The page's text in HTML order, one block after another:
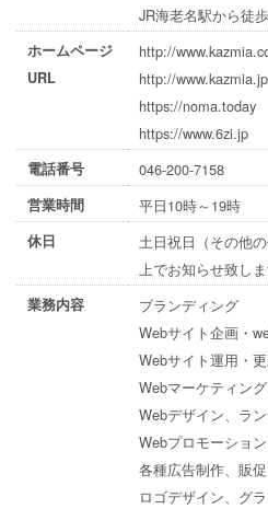
JR海老名駅から徒
ホームページ
URL
http://
http://www.kazmia.jp
https://noma.today
https://www.6zi.jp
電話番号 046-200-7158
営業時間 平日10時～19時
休日
土日祝日（その他
上でお知らせ致しま
業務内容
ブランディング
Webサイト企画・
Webサイト運用・
Webマーケティン
Webデザイン、ラ
Webプロモーショ
各種広告制作、販
ロゴデザイン、グ